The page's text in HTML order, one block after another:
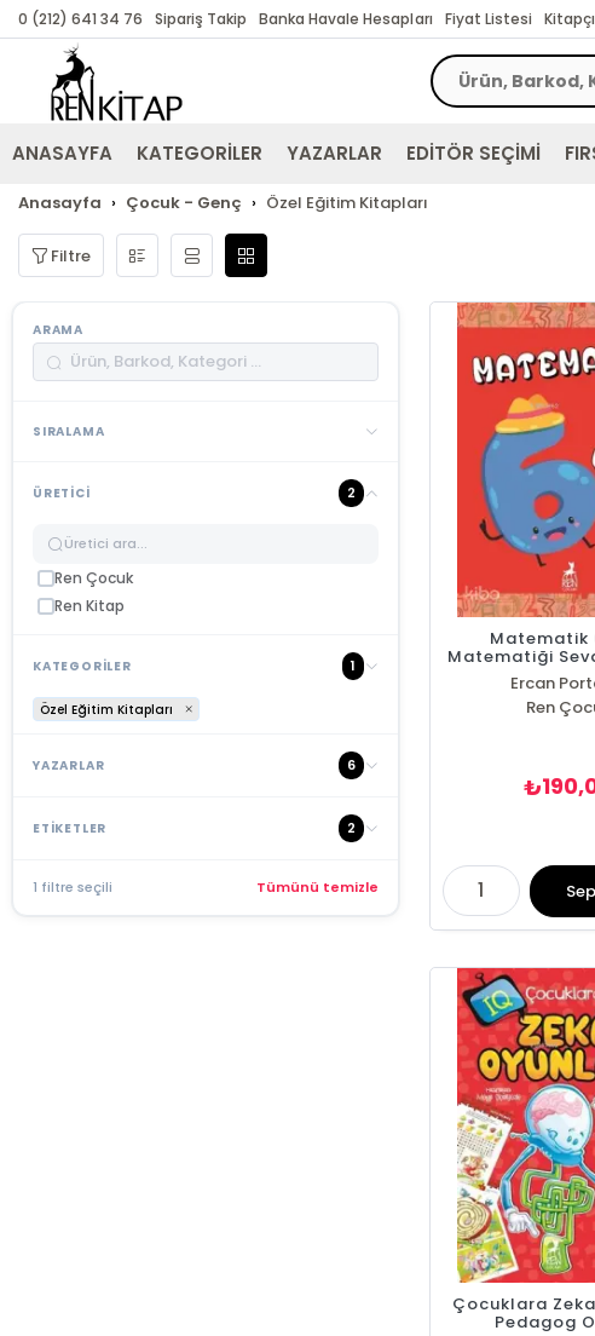
0 (212) 641 34 76 Sipariş Takip Banka Havale Hesapları Fiyat Listesi
ANASAYFA KATEGORİLER YAZARLAR EDİTÖR SEÇİMİ
Anasayfa Çocuk - Genç Özel Eğitim Kitapları
Filtre
ARAMA
SIRALAMA
ÜRETICI 2
Ren Çocuk
Ren Kitap
KATEGORİLER 1
Özel Eğitim Kitapları
YAZARLAR 6
ETİKETLER 2
1 filtre seçili Tümünü temizle
Matematik
Matematiği
Ercan
Ren
₺
Çocuklara
Pedagog